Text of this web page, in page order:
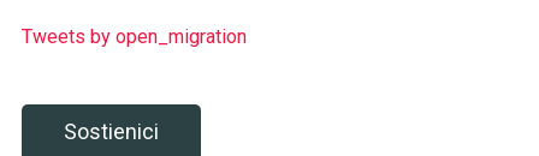
Tweets by open_migration
Sostienici